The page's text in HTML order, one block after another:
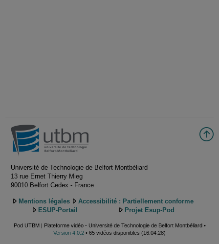
Université de Technologie de Belfort Montbéliard
13 rue Ernet Thierry Mieg
90010 Belfort Cedex - France
Mentions légales
Accessibilité : Partiellement conforme
ESUP-Portail
Projet Esup-Pod
Pod UTBM | Plateforme vidéo - Université de Technologie de Belfort Montbéliard •
Version 4.0.2 • 65 vidéos disponibles (16:04:28)